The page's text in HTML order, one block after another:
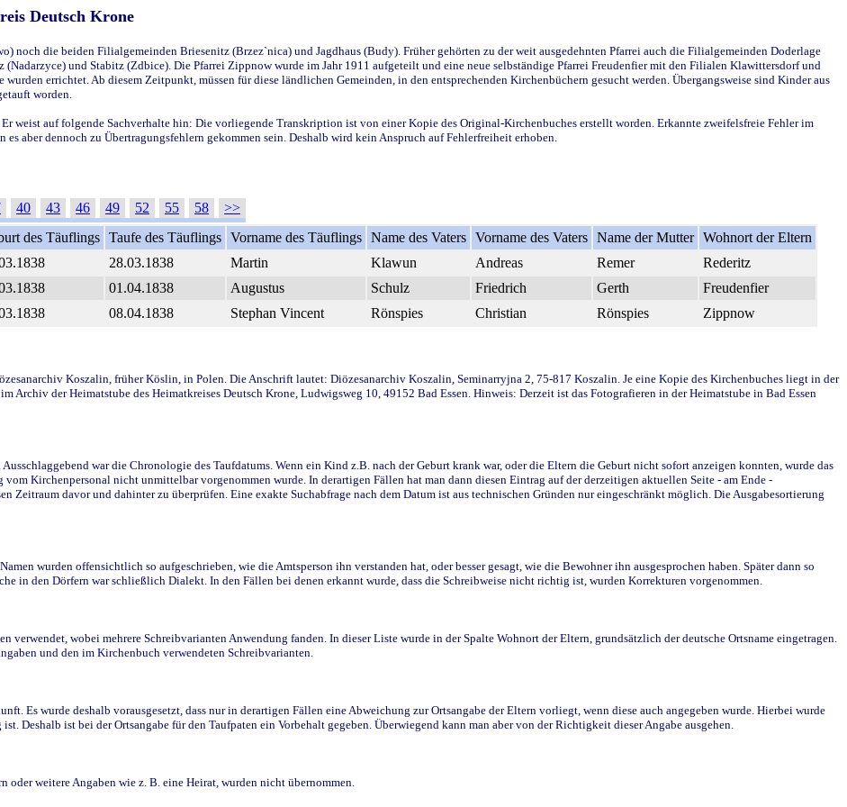
Deutsch Krone
noch die beiden Filialgemeinden Briesenitz (Brzez`nica) und Jagdhaus (Budy). Früher gehörten zu der weit ausgedehnten Pfarrei auch die Filialgemeinden Doderlage
und Stabitz (Zdbice). Die Pfarrei Zippnow wurde im Jahr 1911 aufgeteilt und eine neue selbständige Pfarrei Freudenfier mit den Filialen Klawittersdorf und
errichtet. Ab diesem Zeitpunkt, müssen für diese ländlichen Gemeinden, in den entsprechenden Kirchenbüchern gesucht werden. Übergangsweise sind Kinder aus
worden.
weist auf folgende Sachverhalte hin: Die vorliegende Transkription ist von einer Kopie des Original-Kirchenbuches erstellt worden. Erkannte zweifelsfreie Fehler im
aber dennoch zu Übertragungsfehlern gekommen sein. Deshalb wird kein Anspruch auf Fehlerfreiheit erhoben.
40 43 46 49 52 55 58
>>
des Täuflings Taufe des Täuflings Vorname des Täuflings Name des Vaters Vorname des Vaters Name der Mutter Wohnort der Eltern
28.03.1838 Martin Klawun Andreas Remer
Rederitz
01.04.1838 Augustus Schulz Friedrich Gerth
Freudenfier
08.04.1838 Stephan Vincent Rönspies Christian Rönspies Zippnow
Koszalin, früher Köslin, in Polen. Die Anschrift lautet: Diözesanarchiv Koszalin, Seminarryjna 2, 75-817 Koszalin. Je eine Kopie des Kirchenbuches liegt in der
Archiv der Heimatstube des Heimatkreises Deutsch Krone, Ludwigsweg 10, 49152 Bad Essen. Hinweis: Derzeit ist das Fotografieren in der Heimatstube in Bad Essen
war die Chronologie des Taufdatums. Wenn ein Kind z.B. nach der Geburt krank war, oder die Eltern die Geburt nicht sofort anzeigen konnten, wurde das
vom Kirchenpersonal nicht unmittelbar vorgenommen wurde. In derartigen Fällen hat man dann diesen Eintrag auf der derzeitigen aktuellen Seite - am Ende -
Zeitraum davor und dahinter zu überprüfen. Eine exakte Suchabfrage nach dem Datum ist aus technischen Gründen nur eingeschränkt möglich. Die Ausgabesortierung
wurden offensichtlich so aufgeschrieben, wie die Amtsperson ihn verstanden hat, oder besser gesagt, wie die Bewohner ihn ausgesprochen haben. Später dann so
in den Dörfern war schließlich Dialekt. In den Fällen bei denen erkannt wurde, dass die Schreibweise nicht richtig ist, wurden Korrekturen vorgenommen.
verwendet, wobei mehrere Schreibvarianten Anwendung fanden. In dieser Liste wurde in der Spalte Wohnort der Eltern, grundsätzlich der deutsche Ortsname eingetragen.
und den im Kirchenbuch verwendeten Schreibvarianten.
Es wurde deshalb vorausgesetzt, dass nur in derartigen Fällen eine Abweichung zur Ortsangabe der Eltern vorliegt, wenn diese auch angegeben wurde. Hierbei wurde
Deshalb ist bei der Ortsangabe für den Taufpaten ein Vorbehalt gegeben. Überwiegend kann man aber von der Richtigkeit dieser Angabe ausgehen.
weitere Angaben wie z. B. eine Heirat, wurden nicht übernommen.